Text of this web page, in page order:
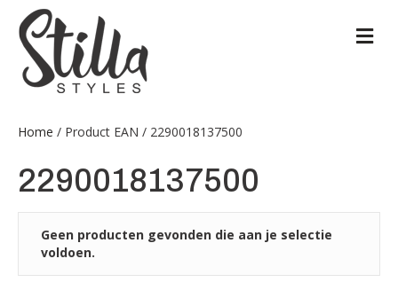
Home / Product EAN / 2290018137500
2290018137500
Geen producten gevonden die aan je selectie
voldoen.